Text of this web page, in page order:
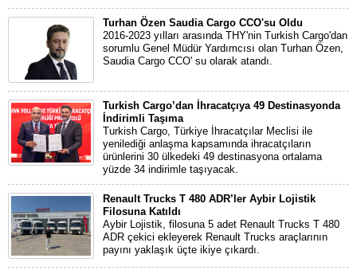
Turhan Özen Saudia Cargo CCO'su Oldu
2016-2023 yılları arasında THY'nin Turkish Cargo'dan
sorumlu Genel Müdür Yardımcısı olan Turhan Özen,
Saudia Cargo CCO' su olarak atandı.
Turkish Cargo’dan İhracatçıya 49 Destinasyonda
İndirimli Taşıma
Turkish Cargo, Türkiye İhracatçılar Meclisi ile
yenilediği anlaşma kapsamında ihracatçıların
ürünlerini 30 ülkedeki 49 destinasyona ortalama
yüzde 34 indirimle taşıyacak.
Renault Trucks T 480 ADR’ler Aybir Lojistik
Filosuna Katıldı
Aybir Lojistik, filosuna 5 adet Renault Trucks T 480
ADR çekici ekleyerek Renault Trucks araçlarının
payını yaklaşık üçte ikiye çıkardı.